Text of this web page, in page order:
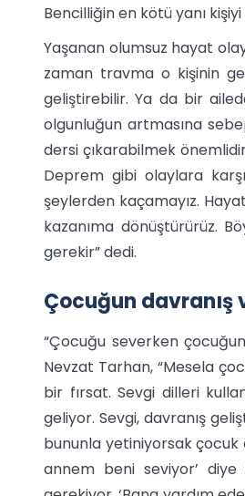
Bencilliğin en kötü yanı kişiyi
Yaşanan olumsuz hayat
zaman travma o kişinin
geliştirebilir. Ya da bir
olgunluğun artmasına
dersi çıkarabilmek
Deprem gibi olaylara
şeylerden kaçamayız.
kazanıma dönüştürürüz.
gerekir” dedi.
Çocuğun davranış
“Çocuğu severken
Nevzat Tarhan, “Mesela
bir fırsat. Sevgi dilleri
geliyor. Sevgi, davranış
bununla yetiniyorsak çocuk
annem beni seviyor’ diye